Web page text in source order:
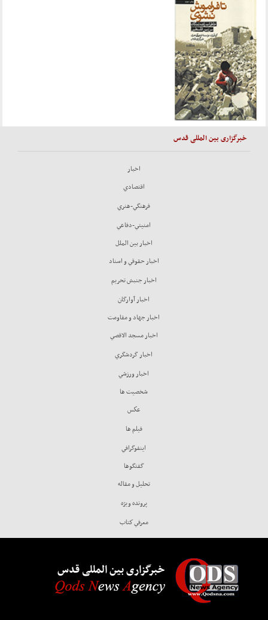
خبرگزاری بین المللی قدس
اخبار
اقتصادي
فرهنگي-هنري
امنيتي-دفاعي
اخبار بين الملل
اخبار حقوقي و اسناد
اخبار جنبش تحريم
اخبار آوارگان
اخبار جهاد و مقاومت
اخبار مسجد الاقصي
اخبار گردشگري
اخبار ورزشي
شخصيت ها
عكس
فيلم ها
اينفوگرافي
گفتگوها
تحليل و مقاله
پرونده ويژه
معرفي كتاب
خبرگزاری بین المللی قدس